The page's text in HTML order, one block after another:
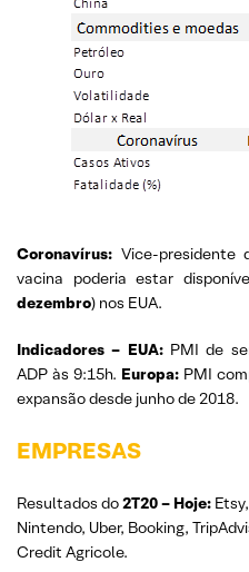
Coronavírus: Vice-presidente
vacina poderia estar
dezembro) nos EUA.
Indicadores – EUA: PMI de
ADP às 9:15h. Europa: PMI
expansão desde junho de 2018.
EMPRESAS
Resultados do2T20– Hoje:
Nintendo, Uber, Booking,
Credit Agricole.